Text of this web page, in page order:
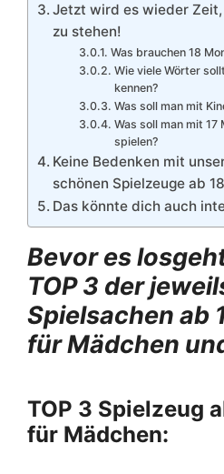
Jetzt wird es wieder
zu stehen!
Was brauchen 18
Wie viele Wörter
kennen?
Was soll man mit
Was soll man mit 17
spielen?
Keine Bedenken mit
schönen Spielzeuge ab
Das könnte dich auch
Bevor es
TOP 3 der
Spielsachen ab
für Mädchen
TOP 3 Spielzeug
für Mädchen: